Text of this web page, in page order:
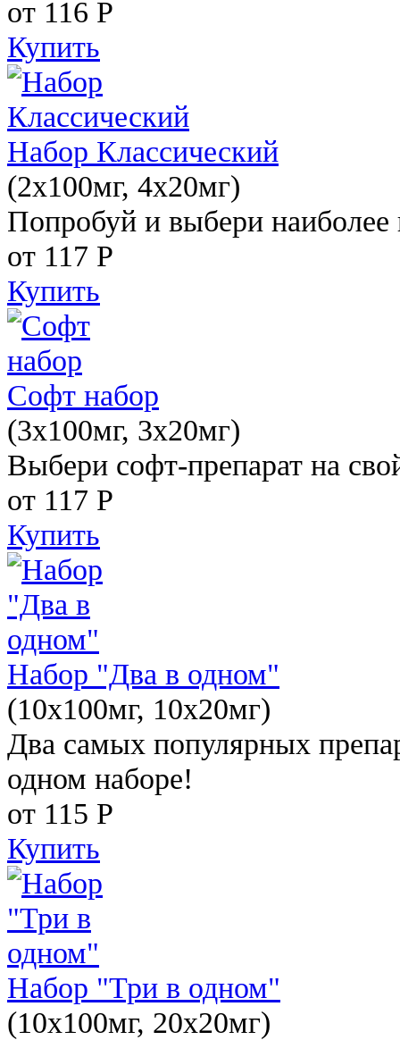
от 116 Р
Купить
Набор Классический
(2x100мг, 4x20мг)
Попробуй и выбери наиболее
от 117 Р
Купить
Софт набор
(3x100мг, 3x20мг)
Выбери софт-препарат на
от 117 Р
Купить
Набор "Два в одном"
(10x100мг, 10x20мг)
Два самых популярных
одном наборе!
от 115 Р
Купить
Набор "Три в одном"
(10x100мг, 20x20мг)